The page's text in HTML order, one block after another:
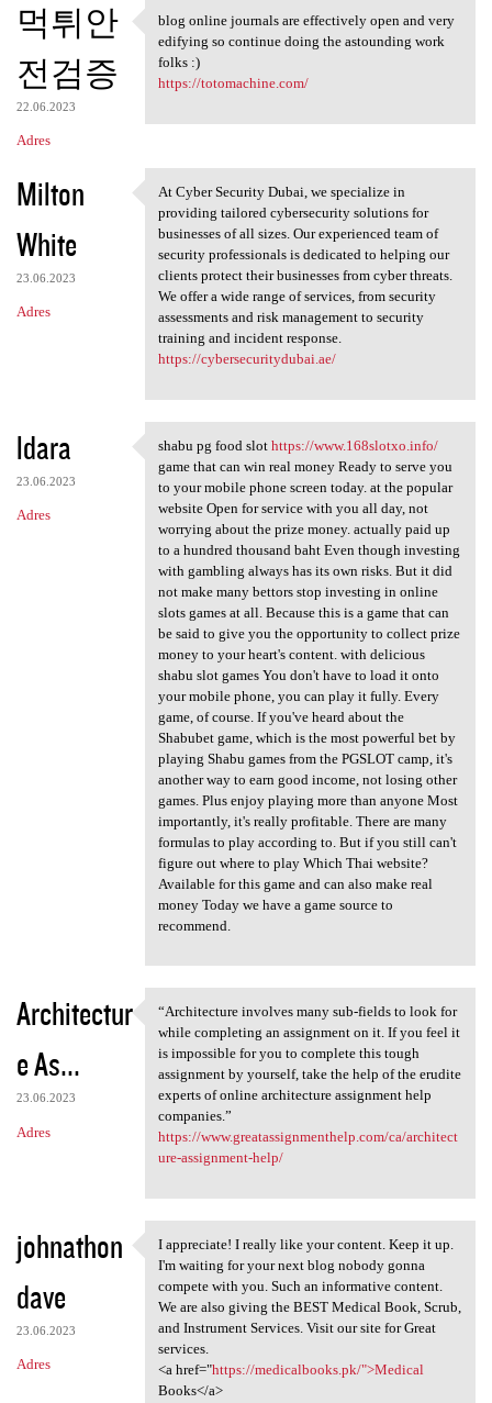
먹튀안
전검증
22.06.2023
Adres
blog online journals are
blog online journals are effectively open and very
edifying so continue doing the astounding work
folks :)
https://totomachine.com/
Milton
White
23.06.2023
Adres
At Cyber Security Dubai, we
At Cyber Security Dubai, we specialize in
providing tailored cybersecurity solutions for
businesses of all sizes. Our experienced team of
security professionals is dedicated to helping our
clients protect their businesses from cyber threats.
We offer a wide range of services, from security
assessments and risk management to security
training and incident response.
https://cybersecuritydubai.ae/
ldara
23.06.2023
Adres
shabu pg food slot https:/
shabu pg food slot https://www.168slotxo.info/
game that can win real money Ready to serve you
to your mobile phone screen today. at the popular
website Open for service with you all day, not
worrying about the prize money. actually paid up
to a hundred thousand baht Even though investing
with gambling always has its own risks. But it did
not make many bettors stop investing in online
slots games at all. Because this is a game that can
be said to give you the opportunity to collect prize
money to your heart's content. with delicious
shabu slot games You don't have to load it onto
your mobile phone, you can play it fully. Every
game, of course. If you've heard about the
Shabubet game, which is the most powerful bet by
playing Shabu games from the PGSLOT camp, it's
another way to earn good income, not losing other
games. Plus enjoy playing more than anyone Most
importantly, it's really profitable. There are many
formulas to play according to. But if you still can't
figure out where to play Which Thai website?
Available for this game and can also make real
money Today we have a game source to
recommend.
Architectur
e As...
23.06.2023
Adres
“Architecture involves many
“Architecture involves many sub-fields to look for
while completing an assignment on it. If you feel it
is impossible for you to complete this tough
assignment by yourself, take the help of the erudite
experts of online architecture assignment help
companies.”
https://www.greatassignmenthelp.com/ca/architect
ure-assignment-help/
johnathon
dave
23.06.2023
Adres
I appreciate! I really like
I appreciate! I really like your content. Keep it up.
I'm waiting for your next blog nobody gonna
compete with you. Such an informative content.
We are also giving the BEST Medical Book, Scrub,
and Instrument Services. Visit our site for Great
services.
<a href="https://medicalbooks.pk/">Medical
Books</a>